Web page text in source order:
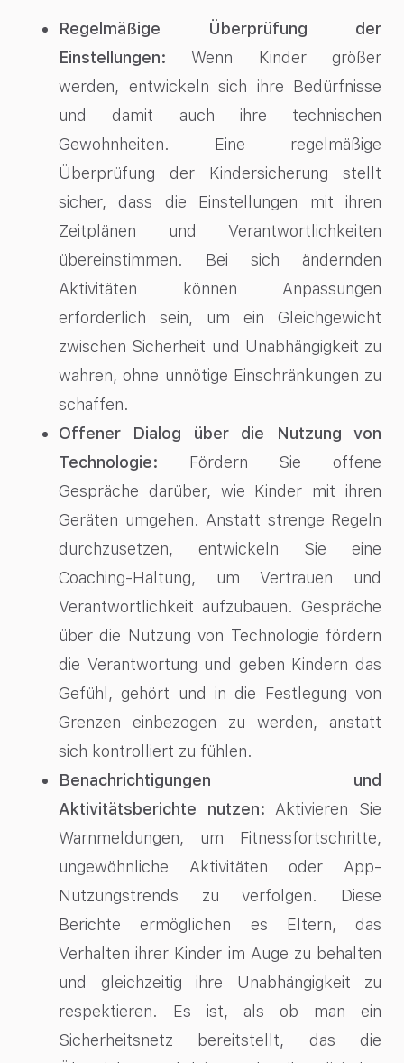
Regelmäßige Überprüfung der
Einstellungen: Wenn Kinder größer
werden, entwickeln sich ihre Bedürfnisse
und damit auch ihre technischen
Gewohnheiten. Eine regelmäßige
Überprüfung der Kindersicherung stellt
sicher, dass die Einstellungen mit ihren
Zeitplänen und Verantwortlichkeiten
übereinstimmen. Bei sich ändernden
Aktivitäten können Anpassungen
erforderlich sein, um ein Gleichgewicht
zwischen Sicherheit und Unabhängigkeit zu
wahren, ohne unnötige Einschränkungen zu
schaffen.
Offener Dialog über die Nutzung von
Technologie: Fördern Sie offene
Gespräche darüber, wie Kinder mit ihren
Geräten umgehen. Anstatt strenge Regeln
durchzusetzen, entwickeln Sie eine
Coaching-Haltung, um Vertrauen und
Verantwortlichkeit aufzubauen. Gespräche
über die Nutzung von Technologie fördern
die Verantwortung und geben Kindern das
Gefühl, gehört und in die Festlegung von
Grenzen einbezogen zu werden, anstatt
sich kontrolliert zu fühlen.
Benachrichtigungen und
Aktivitätsberichte nutzen: Aktivieren Sie
Warnmeldungen, um Fitnessfortschritte,
ungewöhnliche Aktivitäten oder App-
Nutzungstrends zu verfolgen. Diese
Berichte ermöglichen es Eltern, das
Verhalten ihrer Kinder im Auge zu behalten
und gleichzeitig ihre Unabhängigkeit zu
respektieren. Es ist, als ob man ein
Sicherheitsnetz bereitstellt, das die